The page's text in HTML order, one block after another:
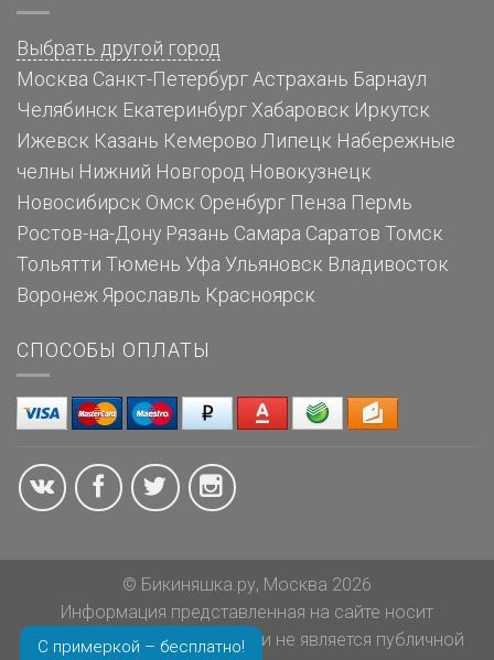
Выбрать другой город
Москва Санкт-Петербург Астрахань Барнаул
Челябинск Екатеринбург Хабаровск Иркутск
Ижевск Казань Кемерово Липецк Набережные
челны Нижний Новгород Новокузнецк
Новосибирск Омск Оренбург Пенза Пермь
Ростов-на-Дону Рязань Самара Саратов Томск
Тольятти Тюмень Уфа Ульяновск Владивосток
Воронеж Ярославль Красноярск
СПОСОБЫ ОПЛАТЫ
С примеркой – бесплатно!
© Бикиняшка.ру, Москва 2026
Информация представленная на сайте носит
ознакомительный характер и не является публичной